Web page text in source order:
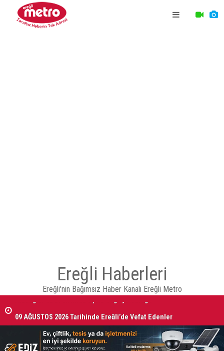
Ereğli Haberleri
Ereğli'nin Bağımsız Haber Kanalı Ereğli Metro
09 AĞUSTOS 2026 Tarihinde Ereğli’de Vefat Edenler